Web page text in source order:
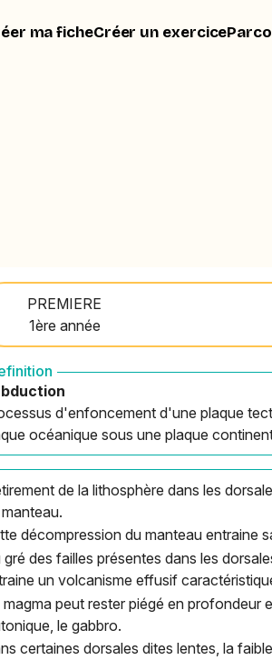
ma ficheCréer un exercice
PREMIERE
1ère année
d'enfoncement d'une plaque
océanique sous une plaque
de la lithosphère dans les
décompression du manteau entraine
gré des failles présentes dans les
un volcanisme effusif
magma peut rester piégé en profondeur
le gabbro.
certaines dorsales dites lentes, la